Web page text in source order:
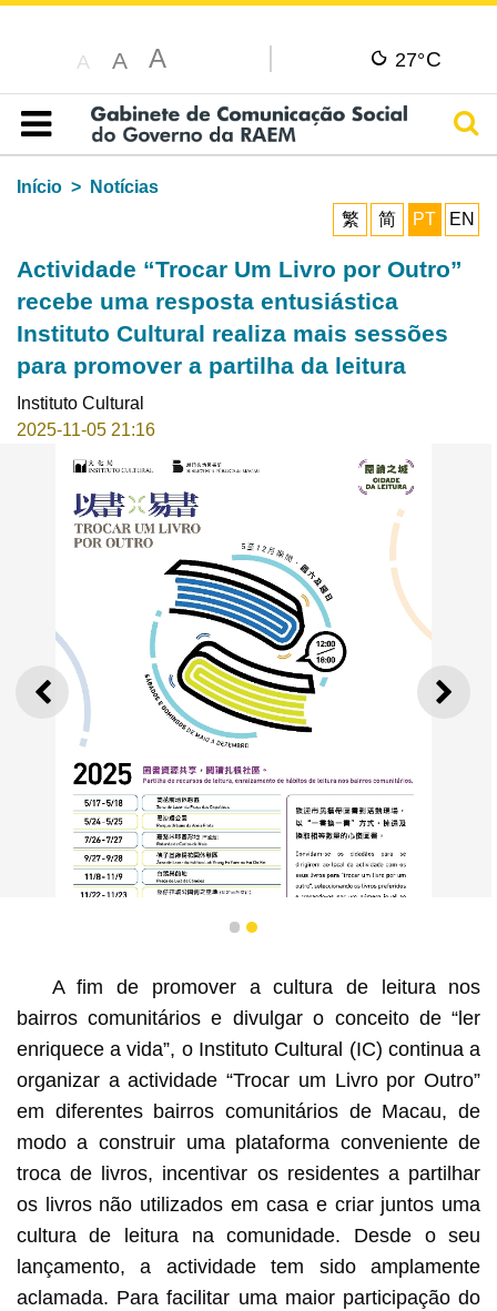
A A A 27°C
Índice
Início
Notícias
繁
简 PT EN
Actividade “Trocar Um Livro por Outro”
recebe uma resposta entusiástica
Instituto Cultural realiza mais sessões
para promover a partilha da leitura
Instituto Cultural
2025-11-05 21:16
ANTERIOR
Actividade “Trocar Um Livro por Outro” recebe uma
resposta entusiástica Instituto Cultural realiza mais
sessões para promover a partilha da leitura
1 2
A fim de promover a cultura de leitura nos
bairros comunitários e divulgar o conceito de “ler
enriquece a vida”, o Instituto Cultural (IC) continua a
organizar a actividade “Trocar um Livro por Outro”
em diferentes bairros comunitários de Macau, de
modo a construir uma plataforma conveniente de
troca de livros, incentivar os residentes a partilhar
os livros não utilizados em casa e criar juntos uma
cultura de leitura na comunidade. Desde o seu
lançamento, a actividade tem sido amplamente
aclamada. Para facilitar uma maior participação do